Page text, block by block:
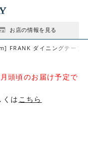
お店の情報を見る
FRANK ダイニングテーブ
頭頃のお届け予定で
くは こちら